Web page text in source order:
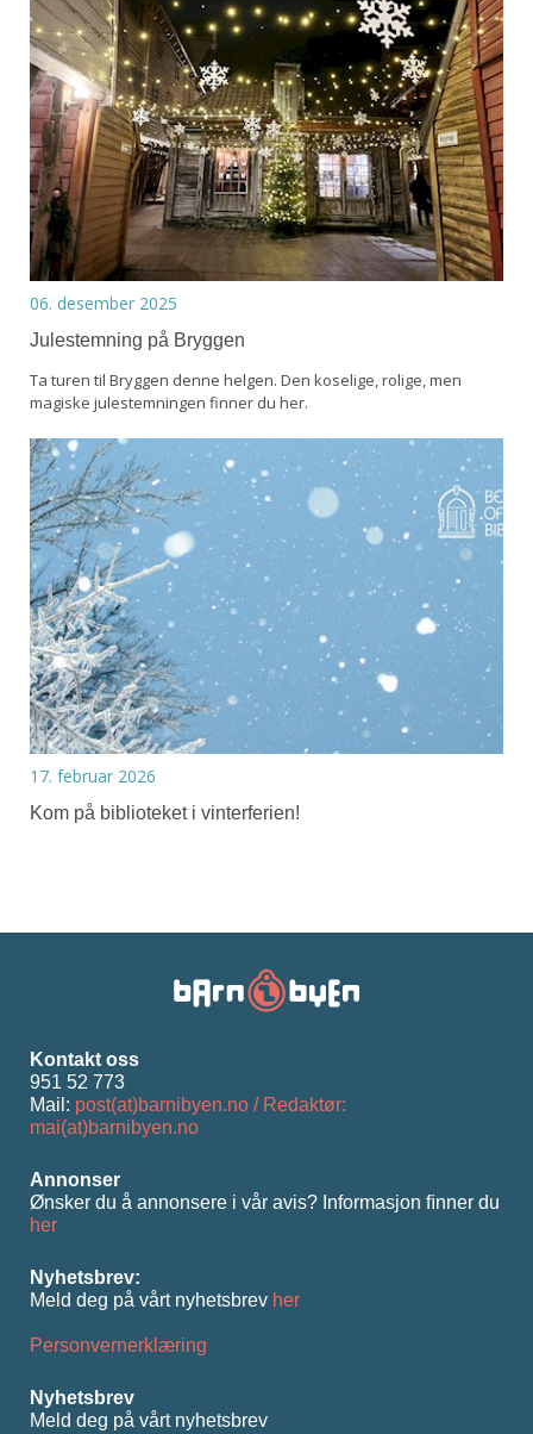
06. desember 2025
Julestemning på Bryggen
Ta turen til Bryggen denne helgen. Den koselige, rolige, men
magiske julestemningen finner du her.
17. februar 2026
Kom på biblioteket i vinterferien!
Kontakt oss
951 52 773
Mail: post(at)barnibyen.no / Redaktør:
mai(at)barnibyen.no
Annonser
Ønsker du å annonsere i vår avis? Informasjon ﬁnner du
her
Nyhetsbrev:
Meld deg på vårt nyhetsbrev her
Personvernerklæring
Nyhetsbrev
Meld deg på vårt nyhetsbrev